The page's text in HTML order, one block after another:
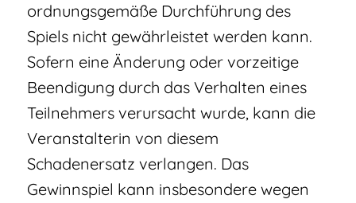
ordnungsgemäße Durchführung des
Spiels nicht gewährleistet werden kann.
Sofern eine Änderung oder vorzeitige
Beendigung durch das Verhalten eines
Teilnehmers verursacht wurde, kann die
Veranstalterin von diesem
Schadenersatz verlangen. Das
Gewinnspiel kann insbesondere wegen